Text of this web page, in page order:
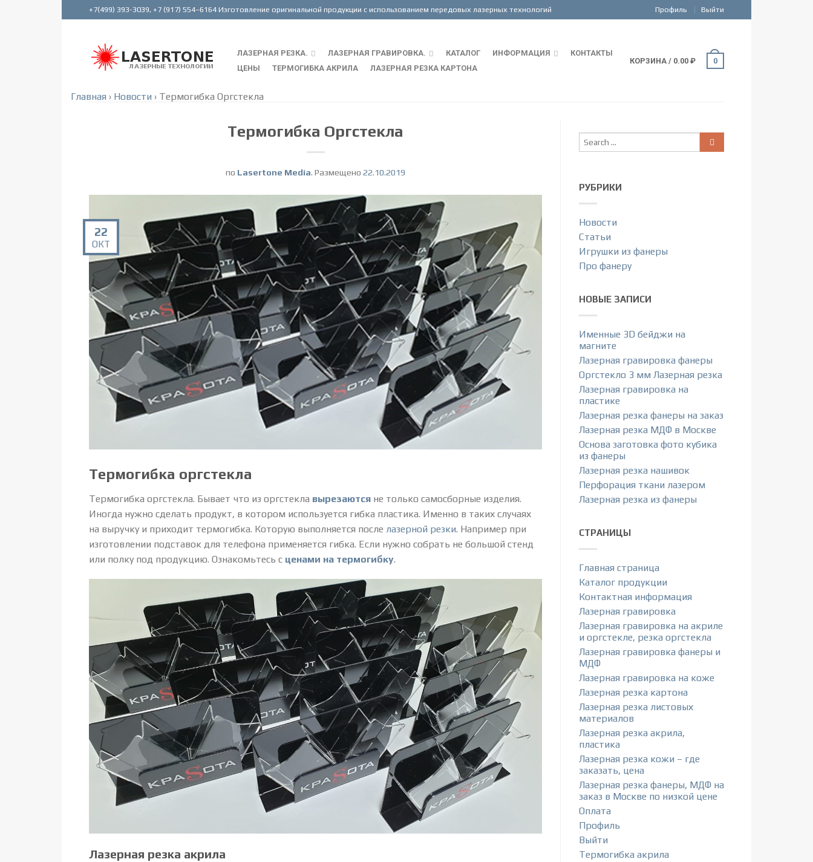
Профиль Выйти
ЛАЗЕРНАЯ РЕЗКА. ЛАЗЕРНАЯ ГРАВИРОВКА. КАТАЛОГ ИНФОРМАЦИЯ
КОНТАКТЫ
ЦЕНЫ
ТЕРМОГИБКА АКРИЛА ЛАЗЕРНАЯ РЕЗКА КАРТОНА
КОРЗИНА / 0.00 ₽ 0
Главная › Новости › Термогибка Оргстекла
Термогибка Оргстекла
по Lasertone Media. Размещено 22.10.2019
22
ОКТ
Термогибка оргстекла
Термогибка оргстекла. Бывает что из оргстекла вырезаются не только самосборные изделия.
Иногда нужно сделать продукт, в котором используется гибка пластика. Именно в таких случаях
на выручку и приходит термогибка. Которую выполняется после лазерной резки. Например при
изготовлении подставок для телефона применяется гибка. Если нужно собрать не большой стенд
или полку под продукцию. Ознакомьтесь с ценами на термогибку.
Лазерная резка акрила
РУБРИКИ
Новости
Статьи
Игрушки из фанеры
Про фанеру
НОВЫЕ ЗАПИСИ
Именные 3D бейджи на
магните
Лазерная гравировка фанеры
Оргстекло 3 мм Лазерная резка
Лазерная гравировка на
пластике
Лазерная резка фанеры на заказ
Лазерная резка МДФ в Москве
Основа заготовка фото кубика
из фанеры
Лазерная резка нашивок
Перфорация ткани лазером
Лазерная резка из фанеры
СТРАНИЦЫ
Главная страница
Каталог продукции
Контактная информация
Лазерная гравировка
Лазерная гравировка на акриле
и оргстекле, резка оргстекла
Лазерная гравировка фанеры и
МДФ
Лазерная гравировка на коже
Лазерная резка картона
Лазерная резка листовых
материалов
Лазерная резка акрила,
пластика
Лазерная резка кожи – где
заказать, цена
Лазерная резка фанеры, МДФ на
заказ в Москве по низкой цене
Оплата
Профиль
Выйти
Термогибка акрила